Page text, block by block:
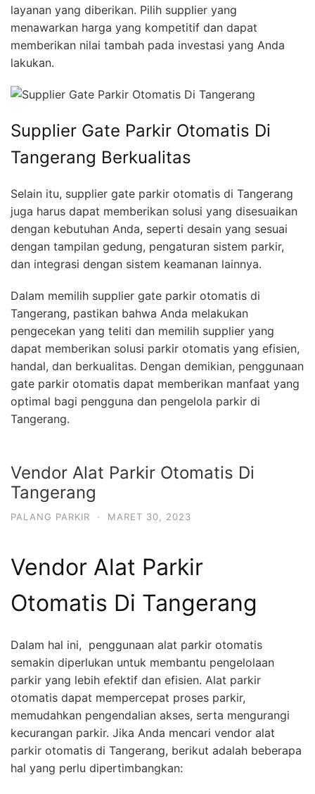
layanan yang diberikan. Pilih supplier yang
menawarkan harga yang kompetitif dan dapat
memberikan nilai tambah pada investasi yang Anda
lakukan.
Supplier Gate Parkir Otomatis Di
Tangerang Berkualitas
Selain itu, supplier gate parkir otomatis di Tangerang
juga harus dapat memberikan solusi yang disesuaikan
dengan kebutuhan Anda, seperti desain yang sesuai
dengan tampilan gedung, pengaturan sistem parkir,
dan integrasi dengan sistem keamanan lainnya.
Dalam memilih supplier gate parkir otomatis di
Tangerang, pastikan bahwa Anda melakukan
pengecekan yang teliti dan memilih supplier yang
dapat memberikan solusi parkir otomatis yang efisien,
handal, dan berkualitas. Dengan demikian, penggunaan
gate parkir otomatis dapat memberikan manfaat yang
optimal bagi pengguna dan pengelola parkir di
Tangerang.
Vendor Alat Parkir Otomatis Di
Tangerang
PALANG PARKIR · MARET 30, 2023
Vendor Alat Parkir
Otomatis Di Tangerang
Dalam hal ini, penggunaan alat parkir otomatis
semakin diperlukan untuk membantu pengelolaan
parkir yang lebih efektif dan efisien. Alat parkir
otomatis dapat mempercepat proses parkir,
memudahkan pengendalian akses, serta mengurangi
kecurangan parkir. Jika Anda mencari vendor alat
parkir otomatis di Tangerang, berikut adalah beberapa
hal yang perlu dipertimbangkan: